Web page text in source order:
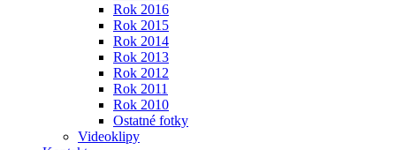
Rok 2016
Rok 2015
Rok 2014
Rok 2013
Rok 2012
Rok 2011
Rok 2010
Ostatné fotky
Videoklipy